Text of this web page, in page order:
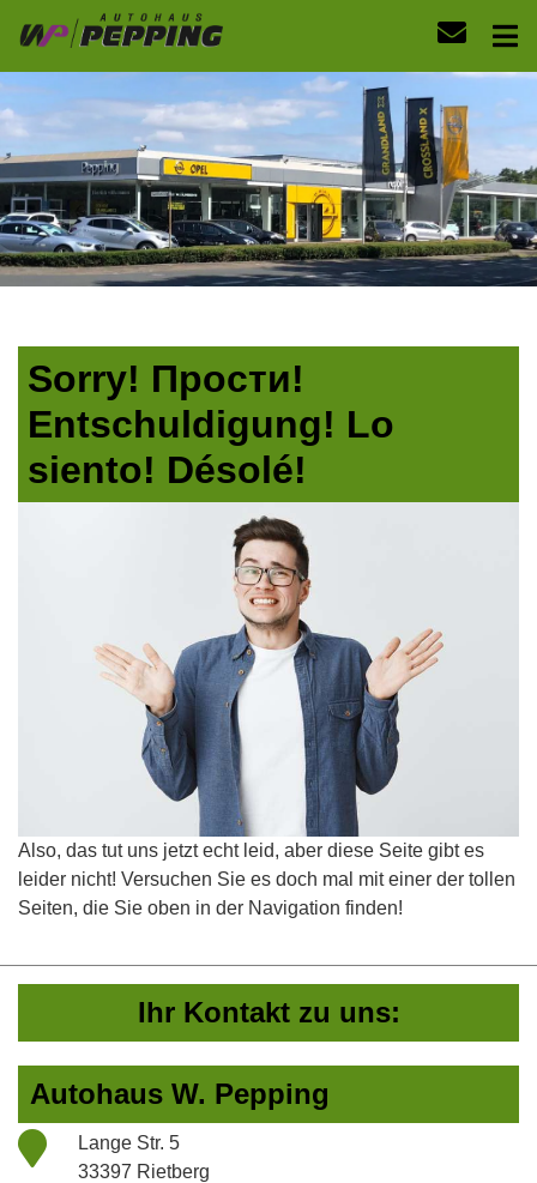
Sorry! Прости!
Entschuldigung! Lo
siento! Désolé!
Also, das tut uns jetzt echt leid, aber diese Seite gibt es
leider nicht! Versuchen Sie es doch mal mit einer der tollen
Seiten, die Sie oben in der Navigation finden!
Ihr Kontakt zu uns:
Autohaus W. Pepping
Lange Str. 5
33397 Rietberg